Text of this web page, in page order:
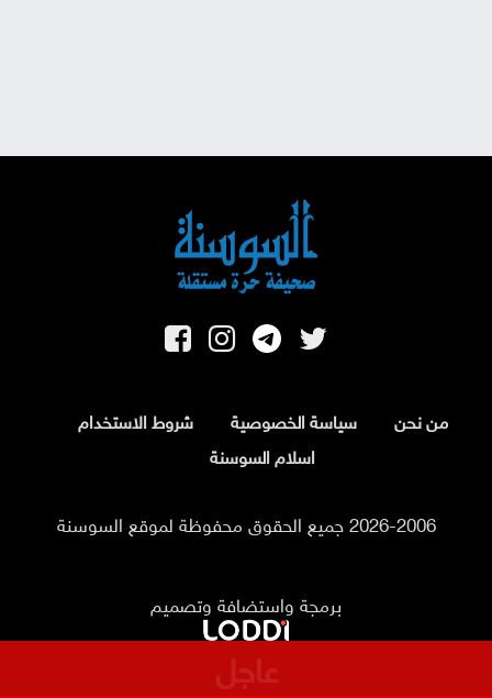
من نحن سياسة الخصوصية
شروط الاستخدام
اسلام السوسنة
2026-2006 جميع الحقوق محفوظة لموقع السوسنة
برمجة واستضافة وتصميم